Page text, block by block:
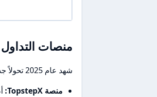
منصات التداول
شهد عام 2025 تحولاً جذرياً في سياسة المنصات لدى Topstep.
منصة TopstepX: